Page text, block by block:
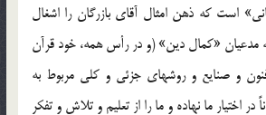
است‌ که‌ ذهن‌ امثال‌ آقای‌ بازرگان‌ را اشغال‌
مد‌عیان‌ «کمال‌ دین» (و در رأس‌ همه، خود قرآن‌
فنون‌ و صنایع‌ و روشهای‌ جزئی‌ و کلی‌ مربوط‌ به‌
اختیار ما نهاده‌ و ما را از تعلیم‌ و تلاش‌ و تفکر